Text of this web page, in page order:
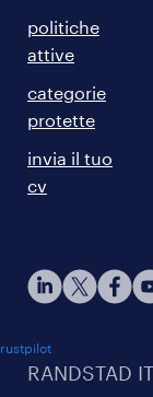
politiche
attive
categorie
protette
invia il tuo
cv
RANDSTAD